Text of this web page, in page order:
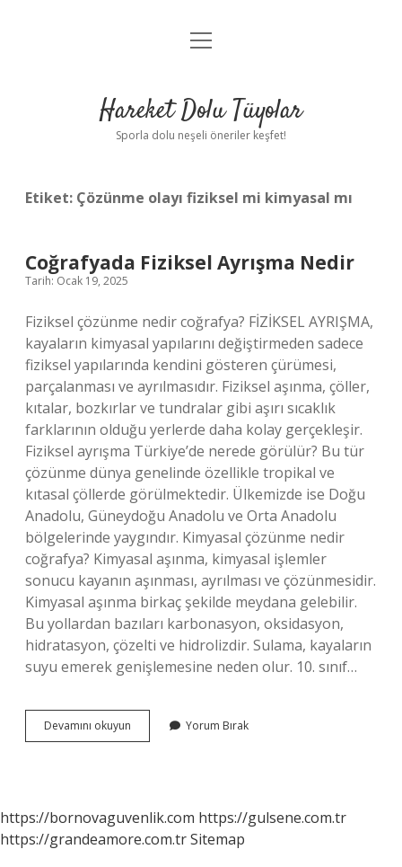
Anasayfa
Yasal Uyarı
menüyü
Hareket Dolu Tüyolar
Sporla dolu neşeli öneriler keşfet!
Etiket: Çözünme olayı fiziksel mi kimyasal mı
Coğrafyada Fiziksel Ayrışma Nedir
Tarih: Ocak 19, 2025
Fiziksel çözünme nedir coğrafya? FİZİKSEL AYRIŞMA,
kayaların kimyasal yapılarını değiştirmeden sadece
fiziksel yapılarında kendini gösteren çürümesi,
parçalanması ve ayrılmasıdır. Fiziksel aşınma, çöller,
kıtalar, bozkırlar ve tundralar gibi aşırı sıcaklık
farklarının olduğu yerlerde daha kolay gerçekleşir.
Fiziksel ayrışma Türkiye’de nerede görülür? Bu tür
çözünme dünya genelinde özellikle tropikal ve
kıtasal çöllerde görülmektedir. Ülkemizde ise Doğu
Anadolu, Güneydoğu Anadolu ve Orta Anadolu
bölgelerinde yaygındır. Kimyasal çözünme nedir
coğrafya? Kimyasal aşınma, kimyasal işlemler
sonucu kayanın aşınması, ayrılması ve çözünmesidir.
Kimyasal aşınma birkaç şekilde meydana gelebilir.
Bu yollardan bazıları karbonasyon, oksidasyon,
hidratasyon, çözelti ve hidrolizdir. Sulama, kayaların
suyu emerek genişlemesine neden olur. 10. sınıf…
Devamını okuyun Coğrafyada
Fiziksel
Yorum Bırak
https://bornovaguvenlik.com https://gulsene.com.tr
https://grandeamore.com.trSitemap